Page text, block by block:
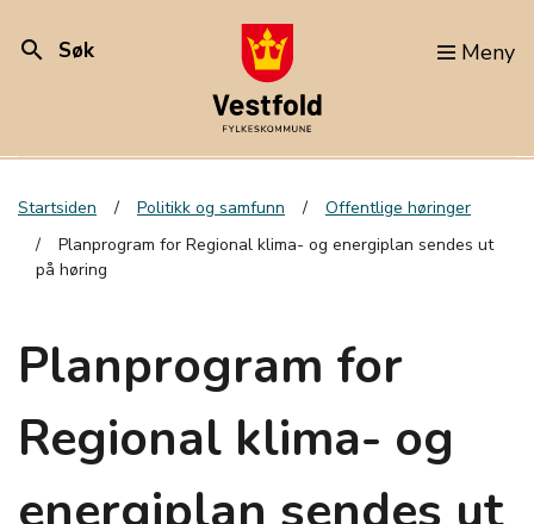
search Søk Meny
Startsiden Politikk og samfunn
Offentlige høringer
Planprogram for Regional klima- og energiplan sendes ut
på høring
Planprogram for
Regional klima- og